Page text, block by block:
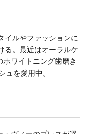
イルやファッションに
る。最近はオーラルケ
ワイトニング歯磨き
ュを愛用中。